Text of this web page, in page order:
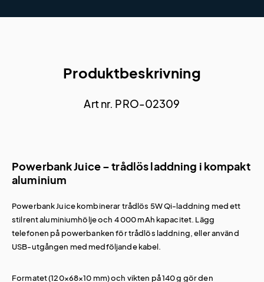
Produktbeskrivning
Art nr. PRO-02309
Powerbank Juice – trådlös laddning i kompakt
aluminium
Powerbank Juice kombinerar trådlös 5W Qi-laddning med ett
stilrent aluminiumhölje och 4 000 mAh kapacitet. Lägg
telefonen på powerbanken för trådlös laddning, eller använd
USB-utgången med medföljande kabel.
Formatet (120×68×10 mm) och vikten på 140 g gör den